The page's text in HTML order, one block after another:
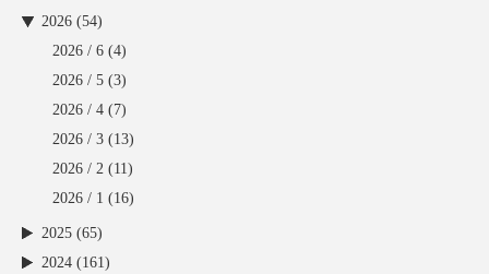
2026 (54)
2026 / 6 (4)
2026 / 5 (3)
2026 / 4 (7)
2026 / 3 (13)
2026 / 2 (11)
2026 / 1 (16)
2025 (65)
2024 (161)